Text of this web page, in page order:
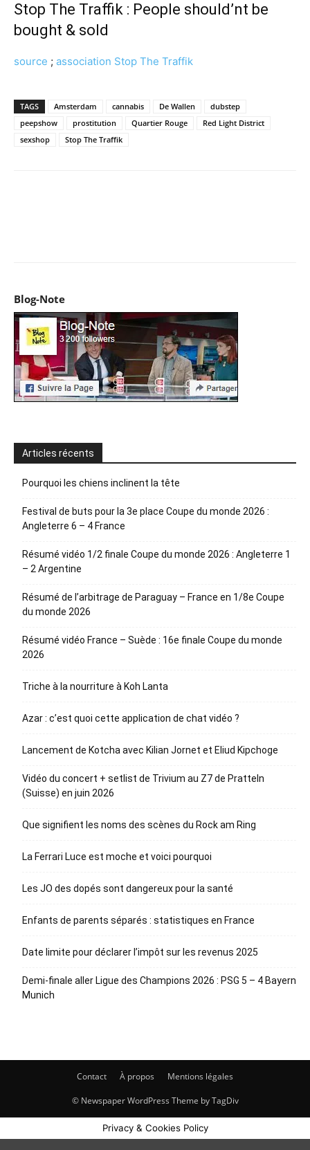
Stop The Traffik : People should’nt be
bought & sold
source ; association Stop The Traffik
TAGS Amsterdam cannabis De Wallen
dubstep
peepshow
prostitution Quartier Rouge
Red Light District
sexshop
Stop The Traffik
Blog-Note
Articles récents
Pourquoi les chiens inclinent la tête
Festival de buts pour la 3e place Coupe du monde 2026 :
Angleterre 6 – 4 France
Résumé vidéo 1/2 finale Coupe du monde 2026 : Angleterre 1
– 2 Argentine
Résumé de l’arbitrage de Paraguay – France en 1/8e Coupe
du monde 2026
Résumé vidéo France – Suède : 16e finale Coupe du monde
2026
Triche à la nourriture à Koh Lanta
Azar : c’est quoi cette application de chat vidéo ?
Lancement de Kotcha avec Kilian Jornet et Eliud Kipchoge
Vidéo du concert + setlist de Trivium au Z7 de Pratteln
(Suisse) en juin 2026
Que signifient les noms des scènes du Rock am Ring
La Ferrari Luce est moche et voici pourquoi
Les JO des dopés sont dangereux pour la santé
Enfants de parents séparés : statistiques en France
Date limite pour déclarer l’impôt sur les revenus 2025
Demi-finale aller Ligue des Champions 2026 : PSG 5 – 4 Bayern
Munich
Contact À propos Mentions légales
© Newspaper WordPress Theme by TagDiv
Privacy & Cookies Policy